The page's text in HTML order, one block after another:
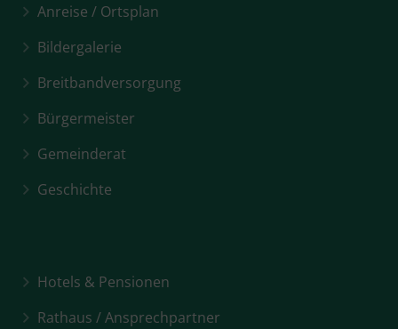
Anreise / Ortsplan
Bildergalerie
Breitbandversorgung
Bürgermeister
Gemeinderat
Geschichte
Hotels & Pensionen
Rathaus / Ansprechpartner